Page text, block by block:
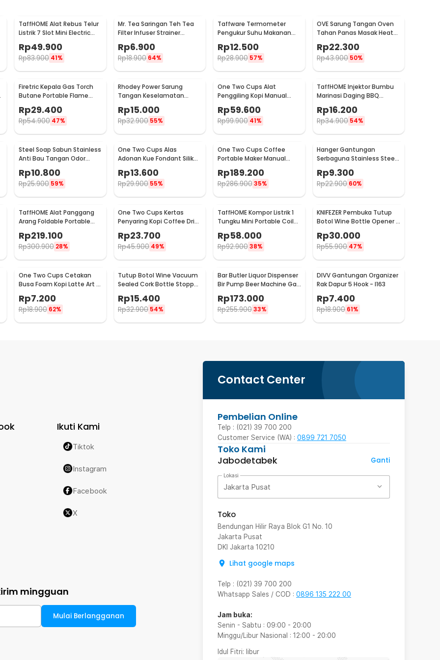
TaffHOME Alat Rebus Telur
Listrik 7 Slot Mini Electric
Egg Cooker 350W - YS-203
Rp49.900
Rp83.900 41%
Mr. Tea Saringan Teh Tea
Filter Infuser Strainer
Chilling Man Silicon - MR03
Rp6.900
Rp18.900 64%
Taffware Termometer
Pengukur Suhu Makanan
Digital Daging Kopi Susu -
TP101
Rp12.500
Rp28.900 57%
OVE Sarung Tangan Oven
Tahan Panas Masak Heat
Resistant Gloves - 540F
Rp22.300
Rp43.900 50%
Firetric Kepala Gas Torch
Butane Portable Flame
Gun Adjustable - 807
Rp29.400
Rp54.900 47%
Rhodey Power Sarung
Tangan Keselamatan
Tahan Goresan Pisau -
EN388
Rp15.000
Rp32.900 55%
One Two Cups Alat
Penggiling Kopi Manual
Coffee Grinder Portable -
WFCG9800
Rp59.600
Rp99.900 41%
TaffHOME Injektor Bumbu
Marinasi Daging BBQ
Seasoning Injector - HC117
Rp16.200
Rp34.900 54%
Steel Soap Sabun Stainless
Anti Bau Tangan Odor
Remove - HW071
Rp10.800
Rp25.900 59%
One Two Cups Alas
Adonan Kue Fondant Silikon
Baking Mat Anti Slip -
JJ3873
Rp13.600
Rp29.900 55%
One Two Cups Coffee
Portable Maker Manual
Hand Press Espresso 300ml
- T35066
Rp189.200
Rp286.900 35%
Hanger Gantungan
Serbaguna Stainless Steel
10 PCS - M127105
Rp9.300
Rp22.900 60%
TaffHOME Alat Panggang
Arang Foldable Portable
BBQ Outdoor Grill Stove -
HWSK77
Rp219.100
Rp300.900 28%
One Two Cups Kertas
Penyaring Kopi Coffee Drip
Bag Paper Filter 50PCS -
T111
Rp23.700
Rp45.900 49%
TaffHOME Kompor Listrik 1
Tungku Mini Portable Coil
Hot Plate 500W - C1-1000-
03
Rp58.000
Rp92.900 38%
KNIFEZER Pembuka Tutup
Botol Wine Bottle Opener -
TYK-074B
Rp30.000
Rp55.900 47%
One Two Cups Cetakan
Busa Foam Kopi Latte Art 16
PCS - JJYE01
Rp7.200
Rp18.900 62%
Tutup Botol Wine Vacuum
Sealed Cork Bottle Stopper
Stainless Steel - G94529
Rp15.400
Rp32.900 54%
Bar Butler Liquor Dispenser
Bir Pump Beer Machine Gas
Station 900ml - P-36
Rp173.000
Rp255.900 33%
DIVV Gantungan Organizer
Rak Dapur 5 Hook - I163
Rp7.400
Rp18.900 61%
Contact Center
Pembelian Online
Telp : (021) 39 700 200
Customer Service (WA) : 0899 721 7050
Toko Kami
Jabodetabek
Ganti
Lokasi
Jakarta Pusat
Toko
Bendungan Hilir Raya Blok G1 No. 10
Jakarta Pusat
DKI Jakarta 10210
Lihat google maps
Telp : (021) 39 700 200
Whatsapp Sales / COD : 0896 135 222 00
Jam buka:
Senin - Sabtu : 09:00 - 20:00
Minggu/Libur Nasional : 12:00 - 20:00
Idul Fitri: libur
Ikuti Kami
Tiktok
Instagram
Facebook
X
mingguan
Mulai Berlangganan